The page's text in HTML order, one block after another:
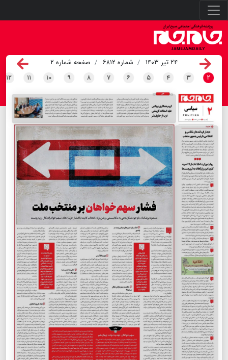
۲۴ تیر ۱۴۰۳ شماره ۶۸۱۲
صفحه شماره ۲
۲ ۳ ۴ ۵ ۶ ۷ ۸ ۹ ۱۰ ۱۱ ۱۲